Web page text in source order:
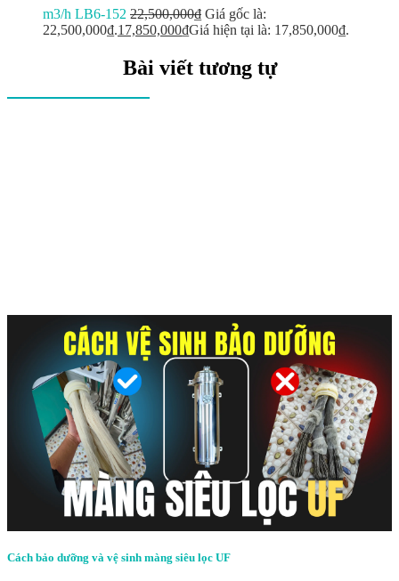
m3/h LB6-152 22,500,000₫ Giá gốc là:
22,500,000₫.17,850,000₫Giá hiện tại là: 17,850,000₫.
Bài viết tương tự
Cách bảo dưỡng và vệ sinh màng siêu lọc UF